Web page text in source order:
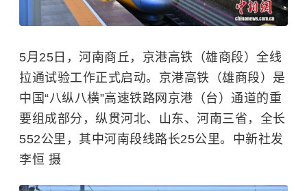
5月25日，河南商丘，京港高铁（雄商段）全线
拉通试验工作正式启动。京港高铁（雄商段）是
中国“八纵八横”高速铁路网京港（台）通道的重
要组成部分，纵贯河北、山东、河南三省，全长
552公里，其中河南段线路长25公里。中新社发
李恒 摄